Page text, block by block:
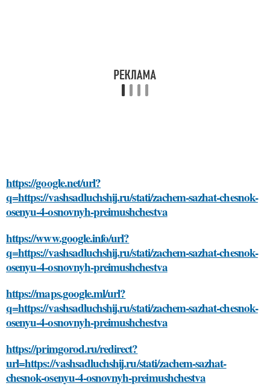
https://google.net/url?
q=https://vashsadluchshij.ru/stati/zachem-sazhat-chesnok-
osenyu-4-osnovnyh-preimushchestva
https://www.google.info/url?
q=https://vashsadluchshij.ru/stati/zachem-sazhat-chesnok-
osenyu-4-osnovnyh-preimushchestva
https://maps.google.ml/url?
q=https://vashsadluchshij.ru/stati/zachem-sazhat-chesnok-
osenyu-4-osnovnyh-preimushchestva
https://primgorod.ru/redirect?
url=https://vashsadluchshij.ru/stati/zachem-sazhat-
chesnok-osenyu-4-osnovnyh-preimushchestva